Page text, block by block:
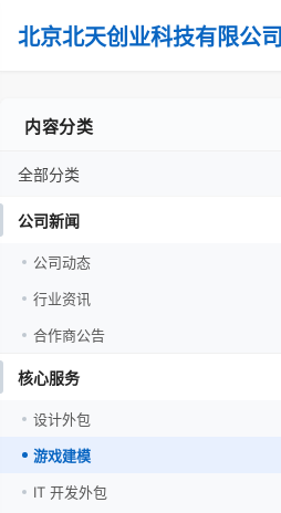
北京北天创业科技有限公司
内容分类
全部分类
公司新闻
公司动态
行业资讯
合作商公告
核心服务
设计外包
游戏建模
IT 开发外包